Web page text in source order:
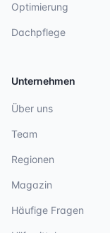
Optimierung
Dachpflege
Unternehmen
Über uns
Team
Regionen
Magazin
Häufige Fragen